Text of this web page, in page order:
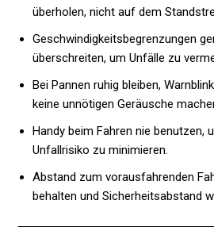
überholen, nicht auf dem
Geschwindigkeitsbegrenzungen
überschreiten, um Unfälle zu
Bei Pannen ruhig bleiben,
keine unnötigen Geräusche
Handy beim Fahren nie benutzen,
Unfallrisiko zu minimieren.
Abstand zum vorausfahrenden
behalten und Sicherheitsabstand